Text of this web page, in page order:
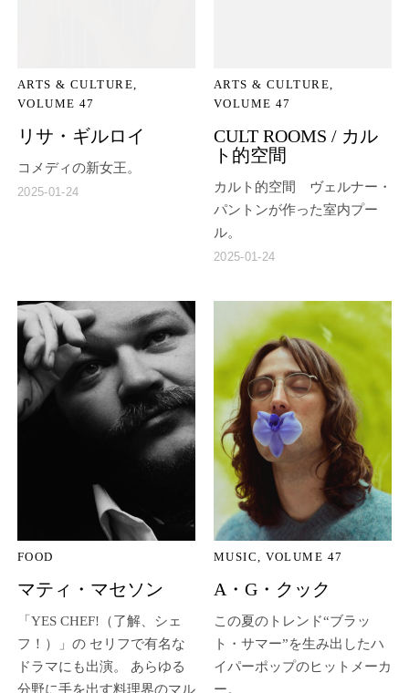
ARTS & CULTURE
VOLUME 47
リサ・ギルロイ
コメディの新女王。
2025-01-24
ARTS & CULTURE
VOLUME 47
CULT ROOMS / カル
ト的空間
カルト的空間 ヴェルナー・
パントンが作った室内プー
ル。
2025-01-24
FOOD
マティ・マセソン
「YES CHEF!（了解、シェ
フ！）」の セリフで有名な
ドラマにも出演。 あらゆる
分野に手を出す料理界のマル
MUSIC VOLUME 47
A・G・クック
この夏のトレンド“ブラッ
ト・サマー”を生み出したハ
イパーポップのヒットメーカ
ー。